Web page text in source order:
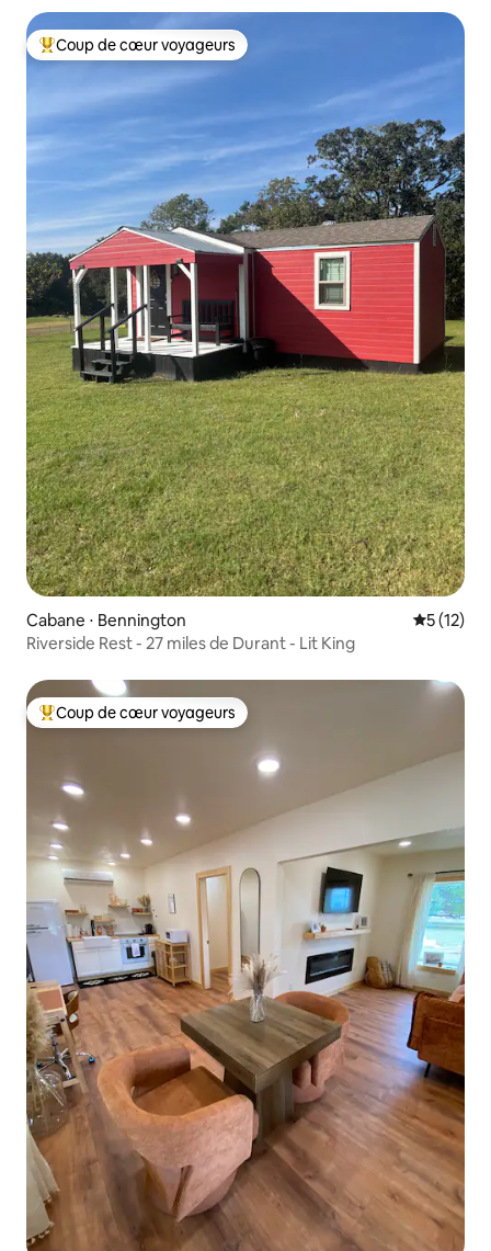
Coups de cœur voyageurs les plus appréciés
Coup de cœur voyageurs
Cabane ⋅ Bennington
5 (12)
Riverside Rest - 27 miles de Durant - Lit King
Coups de cœur voyageurs les plus appréciés
Coup de cœur voyageurs